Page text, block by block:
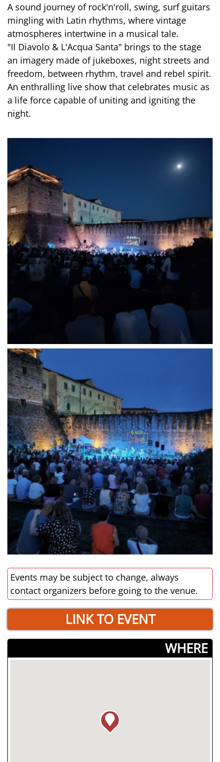
A sound journey of rock'n'roll, swing, surf guitars
mingling with Latin rhythms, where vintage
atmospheres intertwine in a musical tale.
"Il Diavolo & L'Acqua Santa" brings to the stage
an imagery made of jukeboxes, night streets and
freedom, between rhythm, travel and rebel spirit.
An enthralling live show that celebrates music as
a life force capable of uniting and igniting the
night.
Events may be subject to change, always
contact organizers before going to the venue.
LINK TO EVENT
­WHERE